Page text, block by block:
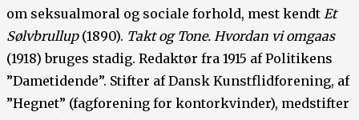
om seksualmoral og sociale forhold, mest kendt Et
Sølvbrullup(1890). Takt og Tone. Hvordan vi omgaas
(1918) bruges stadig. Redaktør fra 1915 af Politikens
”Dametidende”. Stifter af Dansk Kunstflidforening, af
”Hegnet” (fagforening for kontorkvinder), medstifter